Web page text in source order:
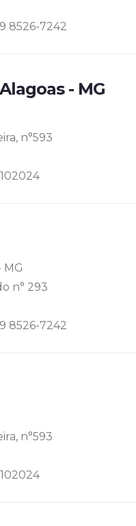
8526-7242
- MG
n°593
MG
n° 293
8526-7242
n°593